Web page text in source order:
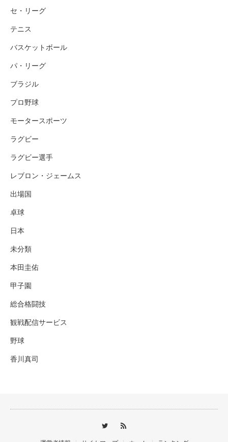
セ・リーグ
テニス
バスケットボール
パ・リーグ
ブラジル
プロ野球
モータースポーツ
ラグビー
ラグビー選手
レブロン・ジェームス
出場国
卓球
日本
未分類
本田圭佑
甲子園
総合格闘技
観戦配信サービス
野球
香川真司